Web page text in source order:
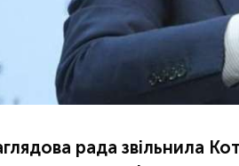
рада звільнила